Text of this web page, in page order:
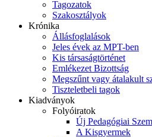
Tagozatok
Szakosztályok
Krónika
Állásfoglalások
Jeles évek az MPT-ben
Kis társaságtörténet
Emlékezet Bizottság
Megszűnt vagy átalakult
Tiszteletbeli tagok
Kiadványok
Folyóiratok
Új Pedagógiai
A Kisgyermek